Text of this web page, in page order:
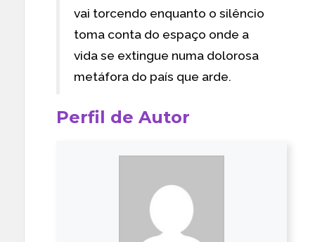
vai torcendo enquanto o silêncio
toma conta do espaço onde a
vida se extingue numa dolorosa
metáfora do país que arde.
Perfil de Autor